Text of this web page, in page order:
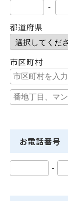
-
都道府県
市区町村
お電話番号
-